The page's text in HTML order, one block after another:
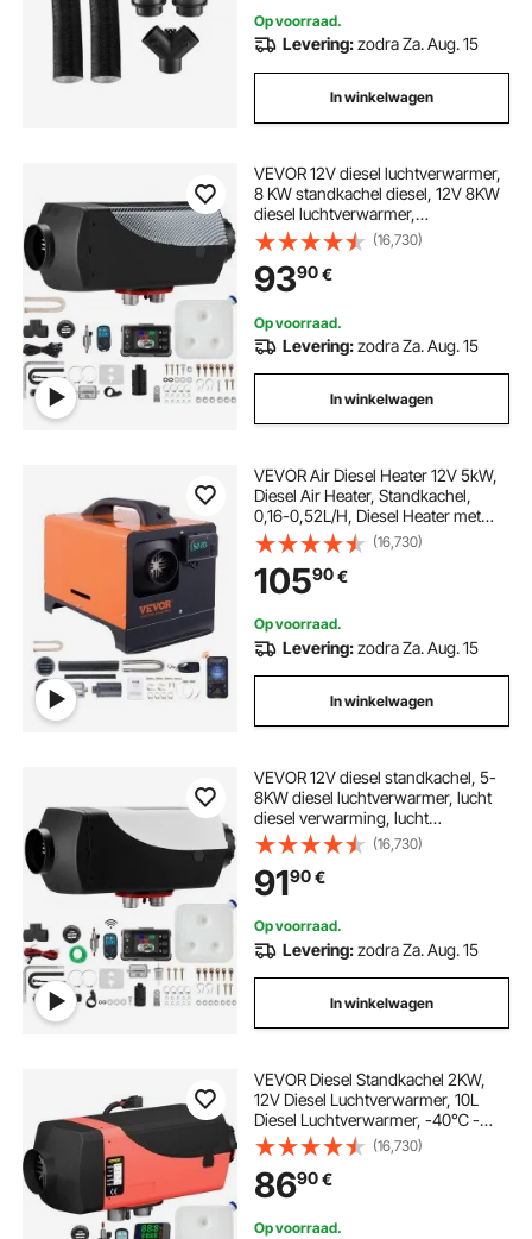
Op voorraad.
Levering:zodra Za. Aug. 15
In winkelwagen
VEVOR 12V diesel luchtverwarmer,
8 KW standkachel diesel, 12V 8KW
diesel luchtverwarmer,
standkachel, diesel
luchtverwarmer, luchtverwarmer,
voor auto RV boten vrachtwagen
camper bus
(16,730)
9390€
Op voorraad.
Levering:zodra Za. Aug. 15
In winkelwagen
VEVOR Air Diesel Heater 12V 5kW,
Diesel Air Heater, Standkachel,
0,16-0,52L/H, Diesel Heater met
LCD-scherm & 10m
afstandsbediening & Bluetooth
APP-bediening
(16,730)
10590€
Op voorraad.
Levering:zodra Za. Aug. 15
In winkelwagen
VEVOR 12V diesel standkachel, 5-
8KW diesel luchtverwarmer, lucht
diesel verwarming, lucht
standkachel, lucht diesel
verwarming, standkachel voor
auto's, campers, boten,
vrachtwagens, campers, bussen
(16,730)
9190€
Op voorraad.
Levering:zodra Za. Aug. 15
In winkelwagen
VEVOR Diesel Standkachel 2KW,
12V Diesel Luchtverwarmer, 10L
Diesel Luchtverwarmer, -40℃ -
+20℃ Diesel Luchtverwarmer met
LCD-scherm, LCD-schakelaar,
Geluiddemper, Aluminium
Luchtverwarmer
(16,730)
8690€
Op voorraad.